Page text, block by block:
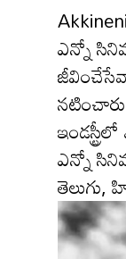
ఎన్నో
ఎన్నో